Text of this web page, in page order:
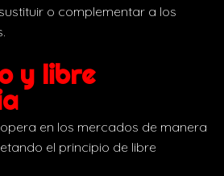
o complementar a los
y libre
opera en los mercados de manera
el principio de libre